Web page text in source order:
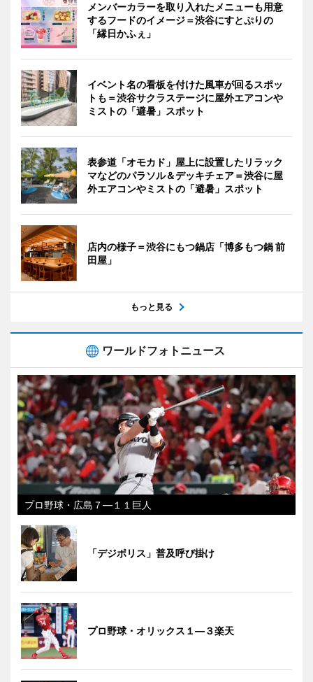
メンバーカラーを取り入れたメニューも用意
するフードのイメージ＝渋谷にすとぷりの
「縁日かふぇ」
イベント名の看板を付けた風車が回るスポッ
トも＝渋谷サクラステージに屋外エアコンや
ミストの「避暑」スポット
表参道「オモカド」屋上に設置したリラック
マなどのパラソル＆デッキチェア＝渋谷に屋
外エアコンやミストの「避暑」スポット
店内の様子＝渋谷にもつ鍋店「博多もつ鍋 前
田屋」
もっと見る
ワールドフォトニュース
プロ野球・広島７―１１巨人
「デジポリス」普及呼び掛け
プロ野球・オリックス１―３楽天